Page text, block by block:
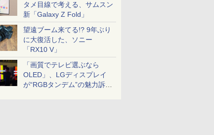
タメ目線で考える、サムスン
新「Galaxy Z Fold」
望遠ブーム来てる!? 9年ぶり
に大復活した、ソニー
「RX10 V」
「画質でテレビ選ぶなら
OLED」、LGディスプレイ
が“RGBタンデム”の魅力訴